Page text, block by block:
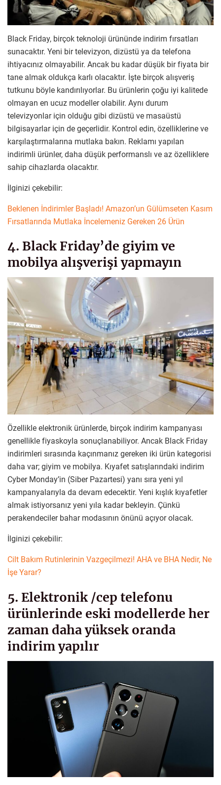
Black Friday, birçok teknoloji ürününde indirim fırsatları
sunacaktır. Yeni bir televizyon, dizüstü ya da telefona
ihtiyacınız olmayabilir. Ancak bu kadar düşük bir fiyata bir
tane almak oldukça karlı olacaktır. İşte birçok alışveriş
tutkunu böyle kandırılıyorlar. Bu ürünlerin çoğu iyi kalitede
olmayan en ucuz modeller olabilir. Aynı durum
televizyonlar için olduğu gibi dizüstü ve masaüstü
bilgisayarlar için de geçerlidir. Kontrol edin, özelliklerine ve
karşılaştırmalarına mutlaka bakın. Reklamı yapılan
indirimli ürünler, daha düşük performanslı ve az özelliklere
sahip cihazlarda olacaktır.
İlginizi çekebilir:
Beklenen İndirimler Başladı! Amazon’un Gülümseten Kasım
Fırsatlarında Mutlaka İncelemeniz Gereken 26 Ürün
4. Black Friday’de giyim ve
mobilya alışverişi yapmayın
Özellikle elektronik ürünlerde, birçok indirim kampanyası
genellikle fiyaskoyla sonuçlanabiliyor. Ancak Black Friday
indirimleri sırasında kaçınmanız gereken iki ürün kategorisi
daha var; giyim ve mobilya. Kıyafet satışlarındaki indirim
Cyber Monday’in (Siber Pazartesi) yanı sıra yeni yıl
kampanyalarıyla da devam edecektir. Yeni kışlık kıyafetler
almak istiyorsanız yeni yıla kadar bekleyin. Çünkü
perakendeciler bahar modasının önünü açıyor olacak.
İlginizi çekebilir:
Cilt Bakım Rutinlerinin Vazgeçilmezi! AHA ve BHA Nedir, Ne
İşe Yarar?
5. Elektronik /cep telefonu
ürünlerinde eski modellerde her
zaman daha yüksek oranda
indirim yapılır